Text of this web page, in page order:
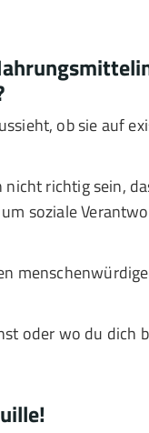
ob sie auf
richtig sein,
soziale
oder wo du dich